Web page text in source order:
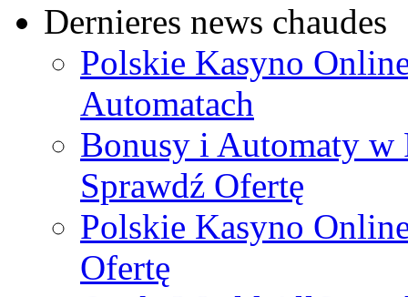
Dernieres news chaudes
Polskie Kasyno
Automatach
Bonusy i Automaty w
Sprawdź Ofertę
Polskie Kasyno
Ofertę